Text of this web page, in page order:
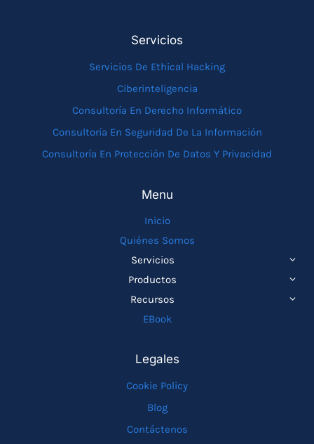
Servicios
Servicios De Ethical Hacking
Ciberinteligencia
Consultoría En Derecho Informático
Consultoría En Seguridad De La Información
Consultoría En Protección De Datos Y Privacidad
Menu
Inicio
Quiénes Somos
Servicios
HIJO
Productos
HIJO
Recursos
EBook
Legales
Cookie Policy
Blog
Contáctenos